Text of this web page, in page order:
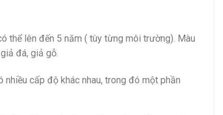
thể lên đến 5 năm ( tùy từng môi trường). Màu
đá, giả gỗ.
nhiều cấp độ khác nhau, trong đó một phần